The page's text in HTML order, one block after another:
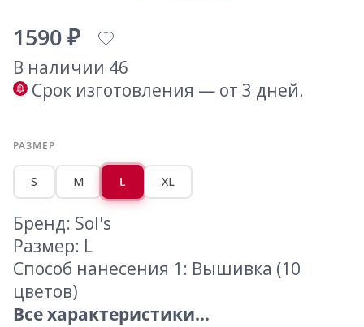
1590 ₽
В наличии 46
Срок изготовления — от 3 дней.
РАЗМЕР
S M L XL
Бренд: Sol's
Размер: L
Способ нанесения 1: Вышивка (10
цветов)
Все характеристики...